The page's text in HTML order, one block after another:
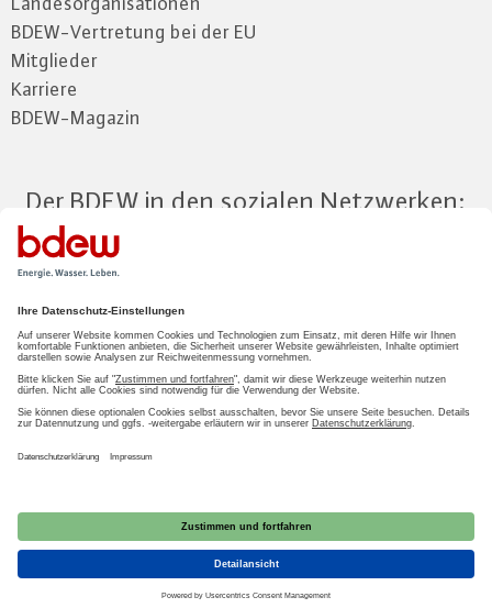
BDEW-Vertretung bei der EU
Mitglieder
Karriere
BDEW-Magazin
Der BDEW in den sozialen Netzwerken:
Zum Mitgliederbereich
LOGIN
2026 BDEW
Impressum|Datenschutz